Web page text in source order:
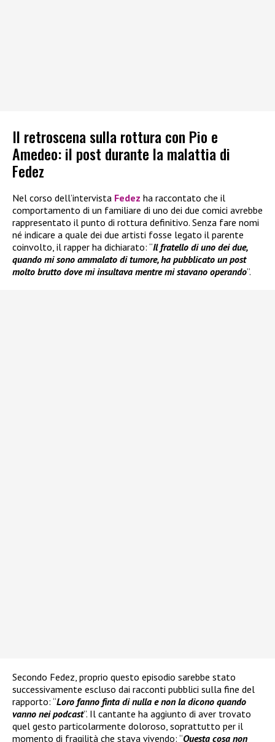
Il retroscena sulla rottura con Pio e
Amedeo: il post durante la malattia di
Fedez
Nel corso dell’intervista Fedez ha raccontato che il
comportamento di un familiare di uno dei due comici avrebbe
rappresentato il punto di rottura definitivo. Senza fare nomi
né indicare a quale dei due artisti fosse legato il parente
coinvolto, il rapper ha dichiarato: “Il fratello di uno dei due,
quando mi sono ammalato di tumore, ha pubblicato un post
molto brutto dove mi insultava mentre mi stavano operando”.
Secondo Fedez, proprio questo episodio sarebbe stato
successivamente escluso dai racconti pubblici sulla fine del
rapporto: “Loro fanno finta di nulla e non la dicono quando
vanno nei podcast”. Il cantante ha aggiunto di aver trovato
quel gesto particolarmente doloroso, soprattutto per il
momento di fragilità che stava vivendo: “Questa cosa non